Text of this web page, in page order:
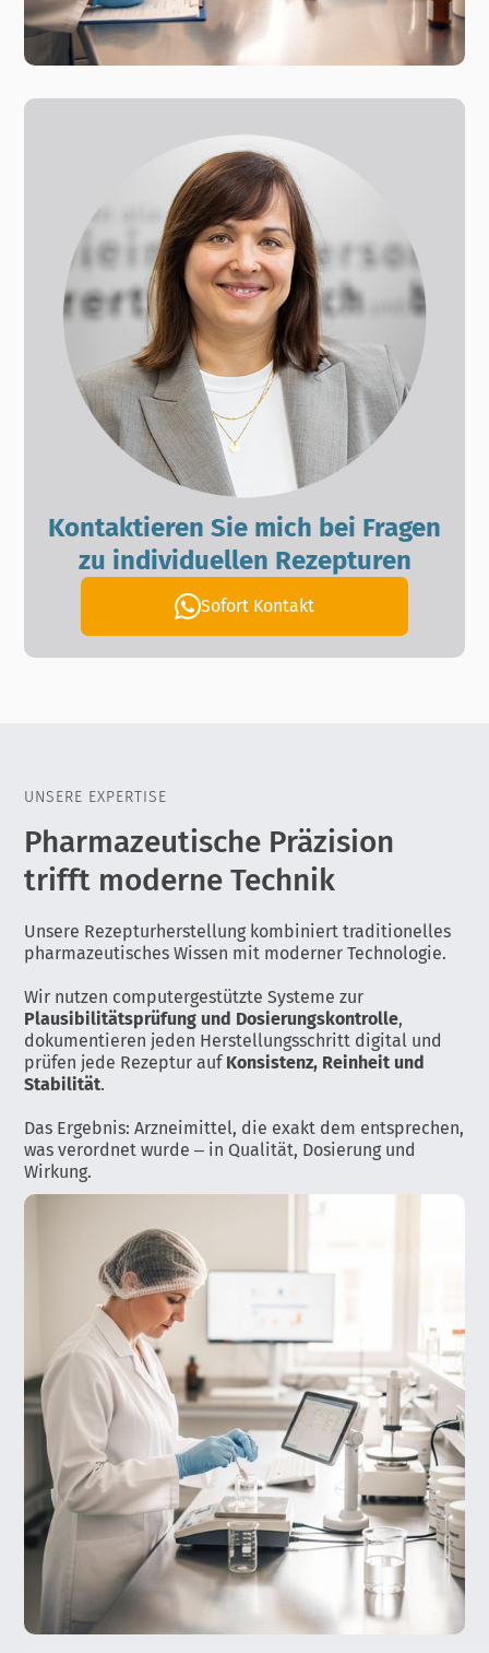
Kontaktieren Sie mich bei Fragen
zu individuellen Rezepturen
Sofort Kontakt
UNSERE EXPERTISE
Pharmazeutische Präzision
trifft moderne Technik
Unsere Rezepturherstellung kombiniert traditionelles
pharmazeutisches Wissen mit moderner Technologie.
Wir nutzen computergestützte Systeme zur
Plausibilitätsprüfung und Dosierungskontrolle,
dokumentieren jeden Herstellungsschritt digital und
prüfen jede Rezeptur auf Konsistenz, Reinheit und
Stabilität.
Das Ergebnis: Arzneimittel, die exakt dem entsprechen,
was verordnet wurde – in Qualität, Dosierung und
Wirkung.